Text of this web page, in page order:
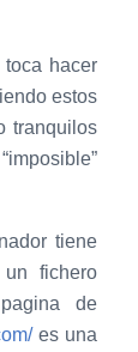
hacer
estos
tranquilos
tiene
fichero
de
es una